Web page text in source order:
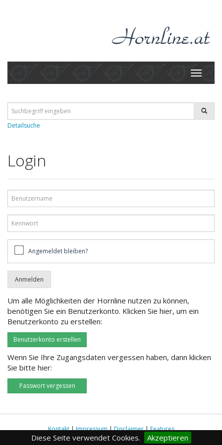
Diese Seite verwendet Cookies. Akzeptieren
Toggle
Detailsuche
Login
bleiben?Angemeldet bleiben?
Um alle Möglichkeiten der Hornline nutzen zu können,
benötigen Sie ein Benutzerkonto. Klicken Sie hier, um ein
Benutzerkonto zu erstellen:
Benutzerkonto erstellen
Wenn Sie Ihre Zugangsdaten vergessen haben, dann klicken
Sie bitte hier:
Passwort vergessen
Kontakt|Impressum|Disclaimer|Features